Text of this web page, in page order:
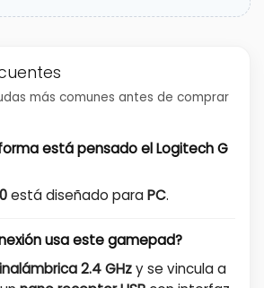
más comunes antes de comprar
está pensado el Logitech G
está diseñado paraPC.
usa este gamepad?
inalámbrica 2.4 GHzy se vincula a